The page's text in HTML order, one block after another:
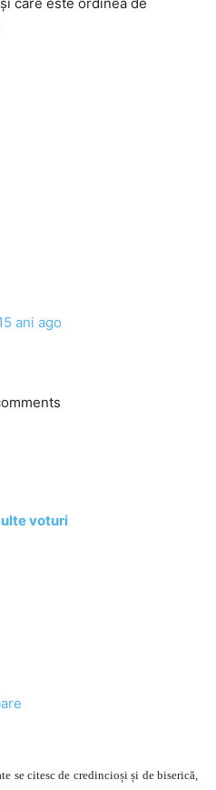
ani ago
voturi
se citesc de credincioși și de biserică,